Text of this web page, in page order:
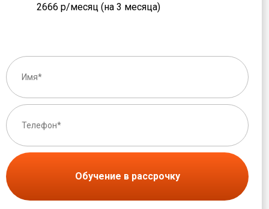
2666 р/месяц (на 3 месяца)
Обучение в рассрочку